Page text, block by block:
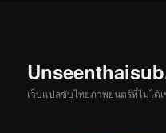
เว็บแปลซับไทยภาพยนตร์ที่ไม่ได้